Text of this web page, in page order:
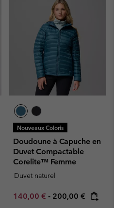
Nouveaux Coloris
Doudoune à Capuche en
Duvet Compactable
Corelite™ Femme
Duvet naturel
Minimum sale price:
140,00 € - Maximum price:
200,00 €